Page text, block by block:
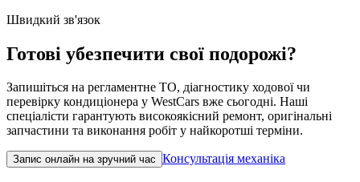
Швидкий зв'язок
Готові убезпечити свої подорожі?
Запишіться на регламентне ТО, діагностику ходової чи
перевірку кондиціонера у WestCars вже сьогодні. Наші
спеціалісти гарантують високоякісний ремонт, оригінальні
запчастини та виконання робіт у найкоротші терміни.
Запис онлайн на зручний час Консультація механіка